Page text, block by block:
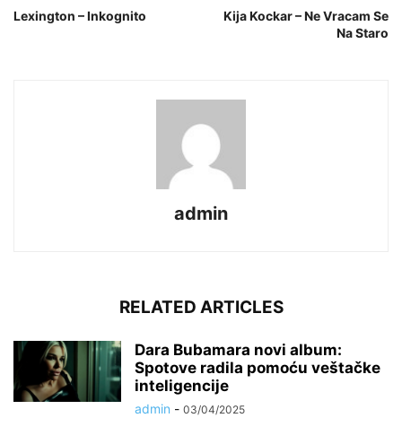
Lexington – Inkognito
Kija Kockar – Ne Vracam Se
Na Staro
admin
RELATED ARTICLES
Dara Bubamara novi album:
Spotove radila pomoću veštačke
inteligencije
admin - 03/04/2025